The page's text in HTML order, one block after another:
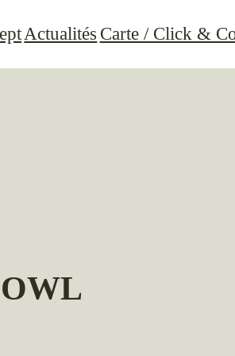
Actualités Carte / Click &